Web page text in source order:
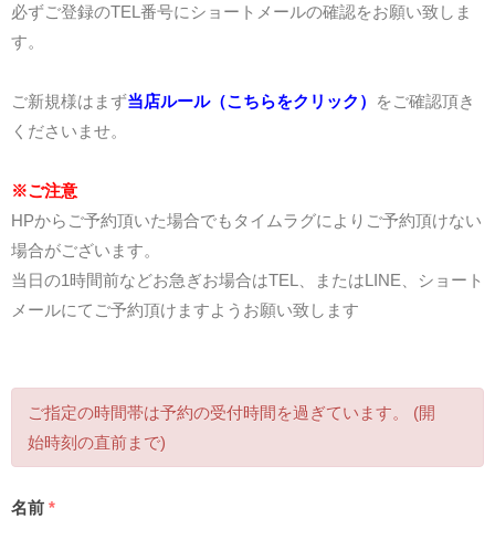
必ずご登録のTEL番号にショートメールの確認をお願い致しま
す。
ご新規様はまず当店ルール（こちらをクリック）
をご確認頂き
くださいませ。
※ご注意
HPからご予約頂いた場合でもタイムラグによりご予約頂けない
場合がございます。
当日の1時間前などお急ぎお場合はTEL、またはLINE、ショート
メールにてご予約頂けますようお願い致します
ご指定の時間帯は予約の受付時間を過ぎています。 (開
始時刻の直前まで)
名前 *